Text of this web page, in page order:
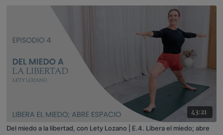
43:21
Del miedo a la libertad, con Lety Lozano | E.4. Libera el miedo; abre